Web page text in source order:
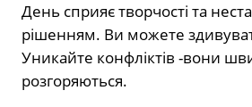
День сприяє творчості та
рішенням. Ви можете
Уникайте конфліктів -вони
розгоряються.